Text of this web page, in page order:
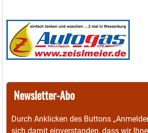
Newsletter-Abo
Durch Anklicken des Buttons
sich damit einverstanden, dass wir